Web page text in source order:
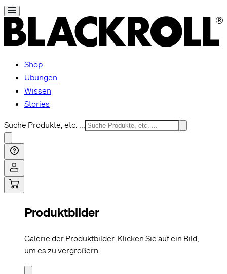
Shop
Übungen
Wissen
Stories
Suche Produkte, etc. ...
Produktbilder
Galerie der Produktbilder. Klicken Sie auf ein Bild,
um es zu vergrößern.